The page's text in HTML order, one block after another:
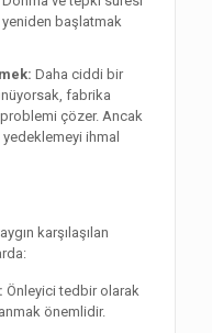
yeniden başlatmak
Daha ciddi bir
fabrika
çözer. Ancak
ihmal
karşılaşılan
Önleyici tedbir olarak
önemlidir.